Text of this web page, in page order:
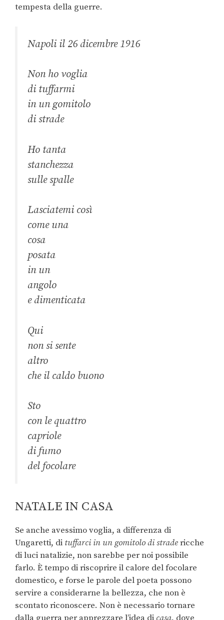
tempesta della guerre.
Napoli il 26 dicembre 1916
Non ho voglia
di tuffarmi
in un gomitolo
di strade
Ho tanta
stanchezza
sulle spalle
Lasciatemi così
come una
cosa
posata
in un
angolo
e dimenticata
Qui
non si sente
altro
che il caldo buono
Sto
con le quattro
capriole
di fumo
del focolare
NATALE IN CASA
Se anche avessimo voglia, a differenza di
Ungaretti, di tuffarci in un gomitolo di stradericche
di luci natalizie, non sarebbe per noi possibile
farlo. È tempo di riscoprire il calore del focolare
domestico, e forse le parole del poeta possono
servire a considerarne la bellezza, che non è
scontato riconoscere. Non è necessario tornare